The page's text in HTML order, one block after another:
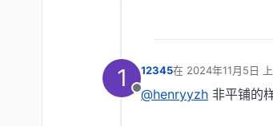
1
离线
12345在 2024年11月5日
最后由 编辑
@henryyzh 非平铺的